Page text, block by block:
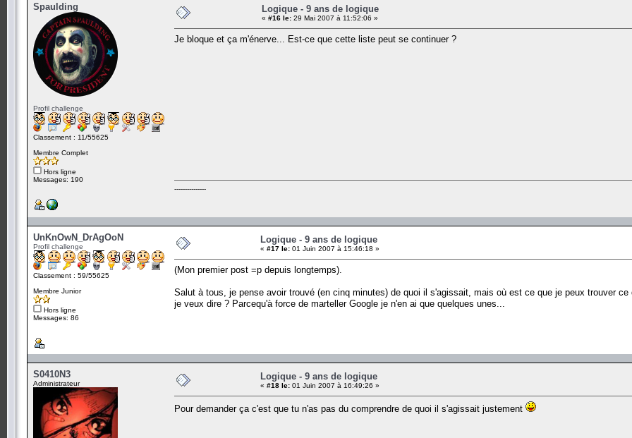
Spaulding
Profil challenge
Classement : 11/55625
Membre Complet
Hors ligne
Messages: 190
Logique - 9 ans de logique
« #16 le: 29 Mai 2007 à 11:52:06 »
Je bloque et ça m'énerve... Est-ce que cette liste peut se continuer ?
---------------
UnKnOwN_DrAgOoN
Profil challenge
Classement : 59/55625
Membre Junior
Hors ligne
Messages: 86
Logique - 9 ans de logique
« #17 le: 01 Juin 2007 à 15:46:18 »
(Mon premier post =p depuis longtemps).
Salut à tous, je pense avoir trouvé (en cinq minutes) de quoi il s'agissait, mais où est ce que je peux trouver
je veux dire ? Parcequ'à force de marteller Google je n'en ai que quelques unes...
S0410N3
Administrateur
Logique - 9 ans de logique
« #18 le: 01 Juin 2007 à 16:49:26 »
Pour demander ça c'est que tu n'as pas du comprendre de quoi il s'agissait justement